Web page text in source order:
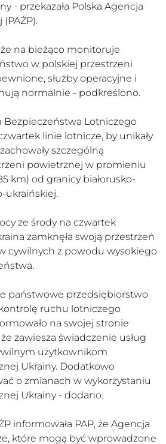
- przekazała Polska Agencja
na bieżąco monitoruje
w polskiej przestrzeni
służby operacyjne i
normalnie - podkreślono.
Bezpieczeństwa Lotniczego
linie lotnicze, by unikały
szczególną
powietrznej w promieniu
km) od granicy białorusko-
ukraińskiej.
ze środy na czwartek
zamknęła swoją przestrzeń
cywilnych z powodu wysokiego
państwowe przedsiębiorstwo
ruchu lotniczego
na swojej stronie
zawiesza świadczenie usług
użytkownikom
Ukrainy. Dodatkowo
o zmianach w wykorzystaniu
Ukrainy - dodano.
informowała PAP, że Agencja
które mogą być wprowadzone